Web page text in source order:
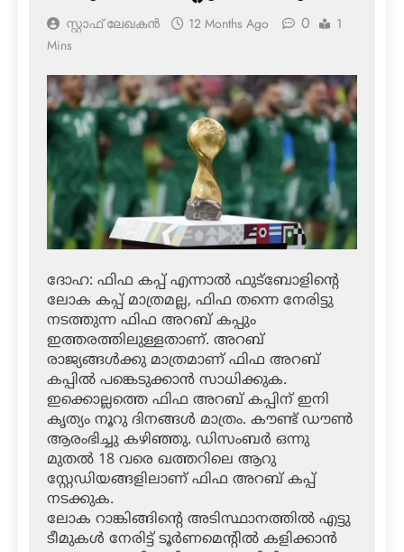
സ്റ്റാഫ് ലേഖകൻ 12 Months Ago 0
1
Mins
ദോഹ: ഫിഫ കപ്പ് എന്നാല്‍ ഫുട്‌ബോളിന്റെ
ലോക കപ്പ് മാത്രമല്ല, ഫിഫ തന്നെ നേരിട്ടു
നടത്തുന്ന ഫിഫ അറബ് കപ്പും
ഇത്തരത്തിലുള്ളതാണ്. അറബ്
രാജ്യങ്ങള്‍ക്കു മാത്രമാണ് ഫിഫ അറബ്
കപ്പില്‍ പങ്കെടുക്കാന്‍ സാധിക്കുക.
ഇക്കൊല്ലത്തെ ഫിഫ അറബ് കപ്പിന് ഇനി
കൃത്യം നൂറു ദിനങ്ങള്‍ മാത്രം. കൗണ്ട് ഡൗണ്‍
ആരംഭിച്ചു കഴിഞ്ഞു. ഡിസംബര്‍ ഒന്നു
മുതല്‍ 18 വരെ ഖത്തറിലെ ആറു
സ്റ്റേഡിയങ്ങളിലാണ് ഫിഫ അറബ് കപ്പ്
നടക്കുക.
ലോക റാങ്കിങ്ങിന്റെ അടിസ്ഥാനത്തില്‍ എട്ടു
ടീമുകള്‍ നേരിട്ട് ടൂര്‍ണമെന്റില്‍ കളിക്കാന്‍